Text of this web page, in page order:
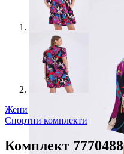
Жени
Спортни комплекти
Комплект 7770488